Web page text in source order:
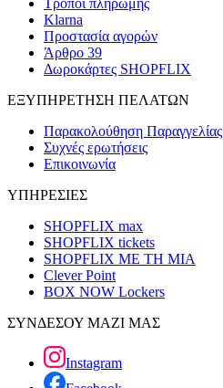
Τρόποι πληρωμής
Klarna
Προστασία αγορών
Άρθρο 39
Δωροκάρτες SHOPFLIX
ΕΞΥΠΗΡΕΤΗΣΗ ΠΕΛΑΤΩΝ
Παρακολούθηση Παραγγελίας
Συχνές ερωτήσεις
Επικοινωνία
ΥΠΗΡΕΣΙΕΣ
SHOPFLIX max
SHOPFLIX tickets
SHOPFLIX ΜΕ ΤΗ ΜΙΑ
Clever Point
BOX NOW Lockers
ΣΥΝΔΕΣΟΥ ΜΑΖΙ ΜΑΣ
Instagram